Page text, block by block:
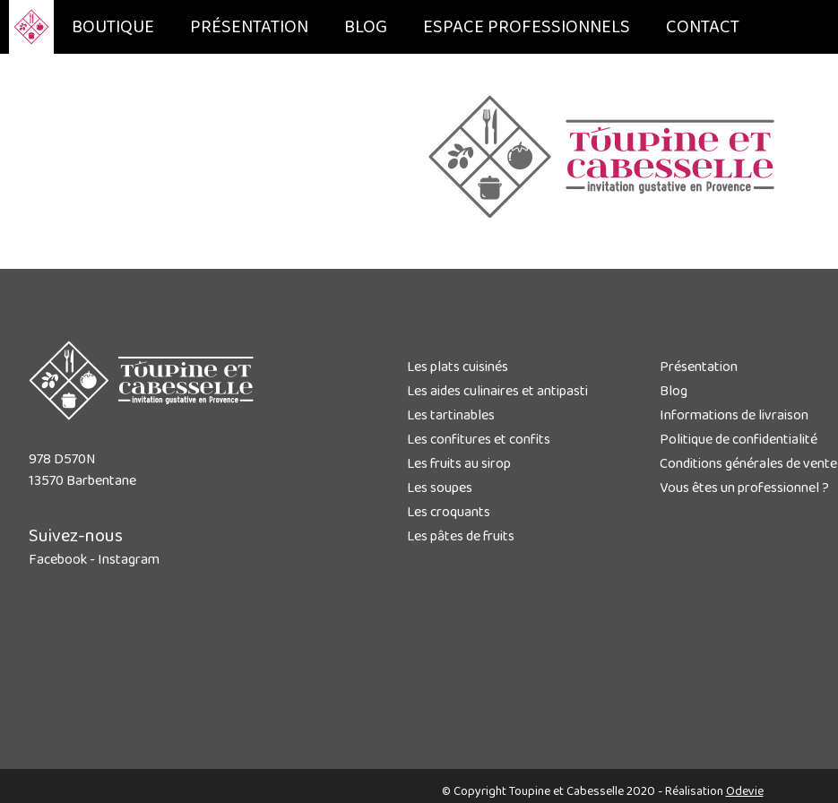
BOUTIQUE PRÉSENTATION BLOG ESPACE PROFESSIONNELS CONTACT
978 D570N
13570 Barbentane
Suivez-nous
Facebook-Instagram
Les plats cuisinés
Les aides culinaires et antipasti
Les tartinables
Les confitures et confits
Les fruits au sirop
Les soupes
Les croquants
Les pâtes de fruits
Présentation
Blog
Informations de livraison
Politique de confidentialité
Conditions générales de vente
Vous êtes un professionnel ?
© Copyright Toupine et Cabesselle 2020 - RéalisationOdevie